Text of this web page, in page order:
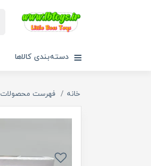
دسته‌بندی کالاها
خانه فهرست محصولات